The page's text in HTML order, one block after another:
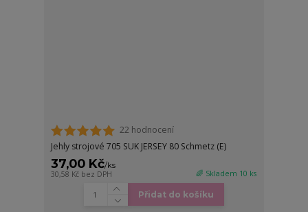
22 hodnocení
Jehly strojové 705 SUK JERSEY 80 Schmetz (E)
37,00 Kč/ks
30,58 Kč bez DPH 🌈 Skladem 10 ks
Přidat do košíku